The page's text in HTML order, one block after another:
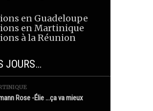
en Guadeloupe
en Martinique
à la Réunion
JOURS…
Rose -Élie …ça va mieux